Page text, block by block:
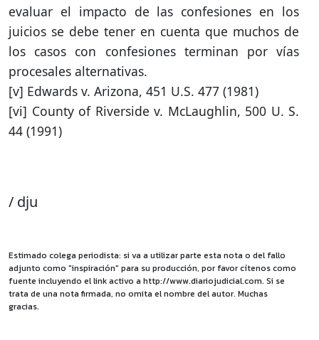
evaluar el impacto de las confesiones en los
juicios se debe tener en cuenta que muchos de
los casos con confesiones terminan por vías
procesales alternativas.
[v] Edwards v. Arizona, 451 U.S. 477 (1981)
[vi] County of Riverside v. McLaughlin, 500 U. S.
44 (1991)
/ dju
Estimado colega periodista: si va a utilizar parte esta nota o del fallo
adjunto como "inspiración" para su producción, por favor cítenos como
fuente incluyendo el link activo a http://www.diariojudicial.com. Si se
trata de una nota firmada, no omita el nombre del autor. Muchas
gracias.